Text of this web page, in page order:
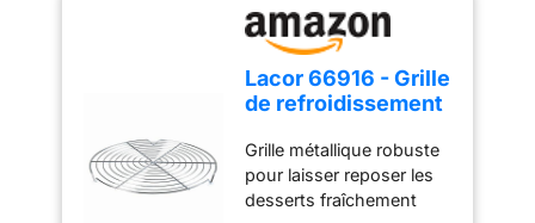
Veuillez arrêter l’appareil
avant de changer de
vitesse Bol grande
capacité : Notre robot
est équipé d’un bol
spacieux en acier
inoxydable de 4,2 litres
Lacor 66916 - Grille
de refroidissement
acier chromé
Grille métallique robuste
pour laisser reposer les
desserts fraîchement